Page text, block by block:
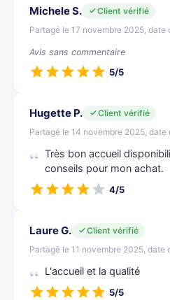
Michele S.
Client vérifié
Partagé le 17 novembre 2025,
Avis sans commentaire
5/5
Hugette P.
Client vérifié
Partagé le 14 novembre 2025,
Très bon accueil
conseils pour mon achat.
4/5
Laure G.
Client vérifié
Partagé le 11 novembre 2025, date
L'accueil et la qualité
5/5